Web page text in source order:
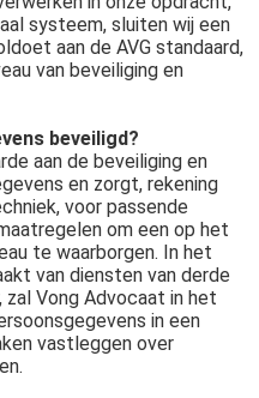
systeem, sluiten wij een
aan de AVG standaard,
van beveiliging en
beveiligd?
aan de beveiliging en
en zorgt, rekening
voor passende
om een op het
te waarborgen. In het
van diensten van derde
zal Vong Advocaat in het
in een
vastleggen over